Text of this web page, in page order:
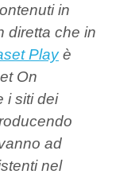
in
diretta che in
Playè
On
i siti dei
ad
nel